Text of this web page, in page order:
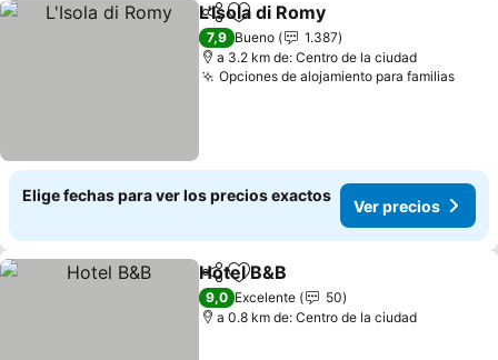
CompartirAgregar a favoritos
L'Isola di Romy
7,9 Bueno
1.387
a 3.2 km de: Centro de la ciudad
Opciones de alojamiento para familiasVer
Elige fechas para ver los precios exactos
Ver precios
CompartirAgregar a favoritos
Hotel B&B
9,0 Excelente
50
a 0.8 km de: Centro de la ciudad